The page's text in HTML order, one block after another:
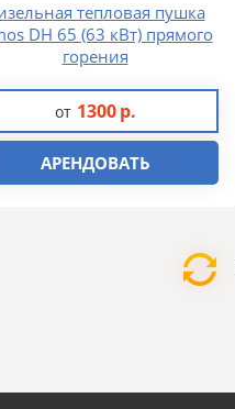
тепловая пушка
DH 65 (63 кВт) прямого
горения
от 1300 р.
АРЕНДОВАТЬ